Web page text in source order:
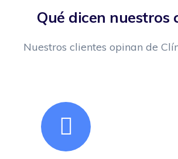
Qué dicen nuestros
Nuestros clientes opinan de